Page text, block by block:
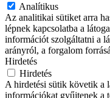
Analítikus
Az analitikai sütiket arra
lépnek kapcsolatba a
információt szolgáltatni a
arányról, a forgalom
Hirdetés
Hirdetés
A hirdetési sütik követik a
információkat gyűjtenek a